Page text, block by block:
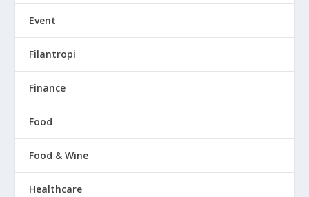
Event
Filantropi
Finance
Food
Food & Wine
Healthcare